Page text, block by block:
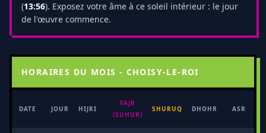
(13:56). Exposez votre âme à ce soleil intérieur : le jour
de l'œuvre commence.
HORAIRES DU MOIS - CHOISY-LE-ROI
DATE JOUR HIJRI
FAJR
(SUHUR)
SHURUQ DHOHR ASR